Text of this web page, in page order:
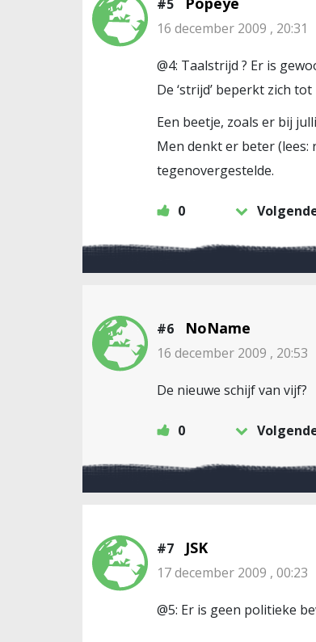
#5
16 december 2009 , 20:31
@4: Taalstrijd ? Er is
De ‘strijd’ beperkt zich
Een beetje, zoals er bij
Men denkt er beter
tegenovergestelde.
0
#6 NoName
16 december 2009 , 20:53
De nieuwe schijf van vijf?
0
#7 JSK
17 december 2009 , 00:23
@5: Er is geen politieke